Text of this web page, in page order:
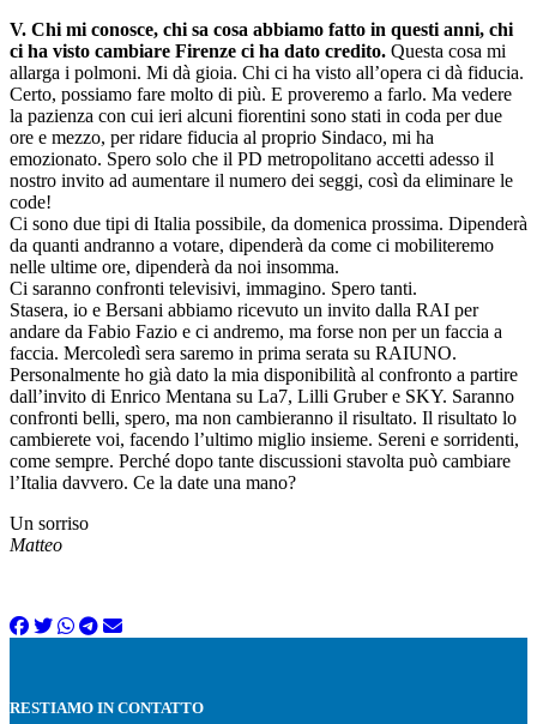
V. Chi mi conosce, chi sa cosa abbiamo fatto in questi anni, chi
ci ha visto cambiare Firenze ci ha dato credito. Questa cosa mi
allarga i polmoni. Mi dà gioia. Chi ci ha visto all’opera ci dà fiducia.
Certo, possiamo fare molto di più. E proveremo a farlo. Ma vedere
la pazienza con cui ieri alcuni fiorentini sono stati in coda per due
ore e mezzo, per ridare fiducia al proprio Sindaco, mi ha
emozionato. Spero solo che il PD metropolitano accetti adesso il
nostro invito ad aumentare il numero dei seggi, così da eliminare le
code!
Ci sono due tipi di Italia possibile, da domenica prossima. Dipenderà
da quanti andranno a votare, dipenderà da come ci mobiliteremo
nelle ultime ore, dipenderà da noi insomma.
Ci saranno confronti televisivi, immagino. Spero tanti.
Stasera, io e Bersani abbiamo ricevuto un invito dalla RAI per
andare da Fabio Fazio e ci andremo, ma forse non per un faccia a
faccia. Mercoledì sera saremo in prima serata su RAIUNO.
Personalmente ho già dato la mia disponibilità al confronto a partire
dall’invito di Enrico Mentana su La7, Lilli Gruber e SKY. Saranno
confronti belli, spero, ma non cambieranno il risultato. Il risultato lo
cambierete voi, facendo l’ultimo miglio insieme. Sereni e sorridenti,
come sempre. Perché dopo tante discussioni stavolta può cambiare
l’Italia davvero. Ce la date una mano?
Un sorriso
Matteo
RESTIAMO IN CONTATTO